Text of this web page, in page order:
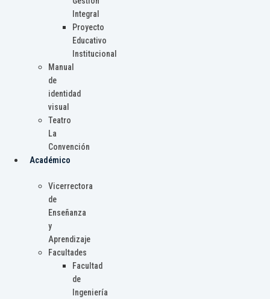
Integral
Proyecto
Educativo
Institucional
Manual
de
identidad
visual
Teatro
La
Convención
Académico
Vicerrectora
de
Enseñanza
y
Aprendizaje
Facultades
Facultad
de
Ingeniería